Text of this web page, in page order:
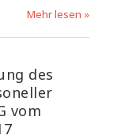
Mehr lesen »
des
vom